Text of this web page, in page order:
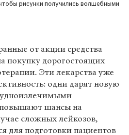
рисунки получились волшебными
от акции средства
покупку дорогостоящих
Эти лекарства уже
одни дарят новую
шансы на
сложных лейкозов,
для подготовки пациентов